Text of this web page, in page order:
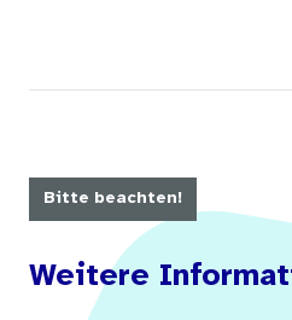
Bitte beachten!
Weitere